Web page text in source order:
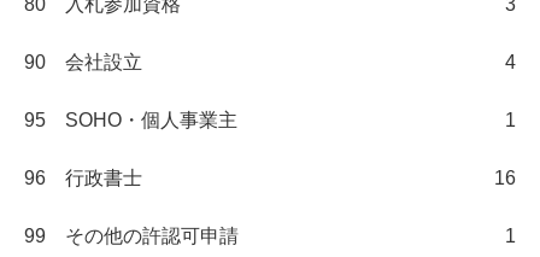
80 入札参加資格 3
90 会社設立 4
95 SOHO・個人事業主 1
96 行政書士 16
99 その他の許認可申請 1